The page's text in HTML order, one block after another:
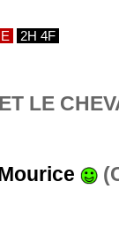
2H 4F
LE